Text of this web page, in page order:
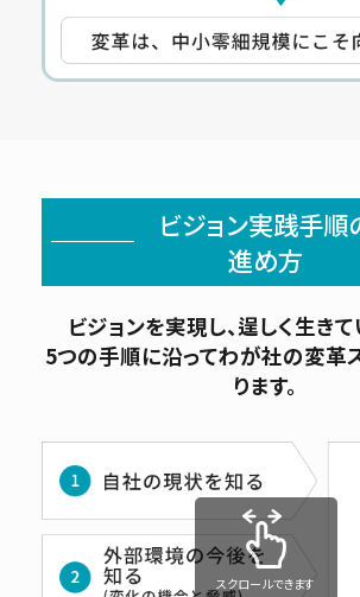
ビジョン実践手順
進め方
ビジョンを実現し、逞しく生きて
5つの手順に沿ってわが社の変革
ります。
スクロールできます